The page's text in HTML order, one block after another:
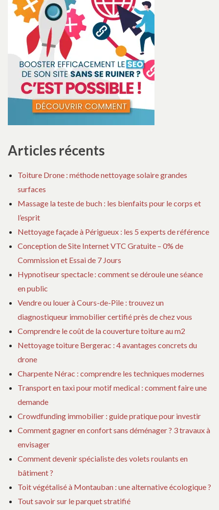
Articles récents
Toiture Drone : méthode nettoyage solaire grandes
surfaces
Massage la teste de buch : les bienfaits pour le corps et
l’esprit
Nettoyage façade à Périgueux : les 5 experts de référence
Conception de Site Internet VTC Gratuite – 0% de
Commission et Essai de 7 Jours
Hypnotiseur spectacle : comment se déroule une séance
en public
Vendre ou louer à Cours-de-Pile : trouvez un
diagnostiqueur immobilier certifié près de chez vous
Comprendre le coût de la couverture toiture au m2
Nettoyage toiture Bergerac : 4 avantages concrets du
drone
Charpente Nérac : comprendre les techniques modernes
Transport en taxi pour motif medical : comment faire une
demande
Crowdfunding immobilier : guide pratique pour investir
Comment gagner en confort sans déménager ? 3 travaux à
envisager
Comment devenir spécialiste des volets roulants en
bâtiment ?
Toit végétalisé à Montauban : une alternative écologique ?
Tout savoir sur le parquet stratifié